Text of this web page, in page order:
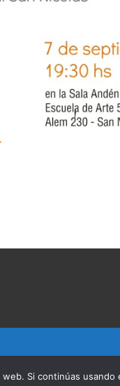
Si continúas